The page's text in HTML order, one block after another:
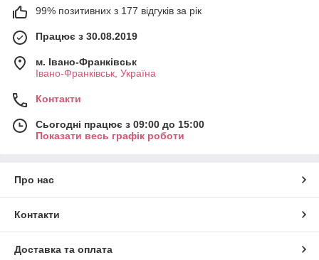
99% позитивних з 177 відгуків за рік
Працює з 30.08.2019
м. Івано-Франківськ
Івано-Франківськ, Україна
Контакти
Сьогодні працює з 09:00 до 15:00
Показати весь графік роботи
Про нас
Контакти
Доставка та оплата